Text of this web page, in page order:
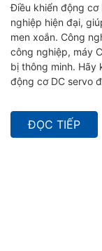
Điều khiển động cơ
nghiệp hiện đại,
men xoắn. Công
công nghiệp, máy
bị thông minh. Hãy
động cơ DC servo
ĐỌC TIẾP